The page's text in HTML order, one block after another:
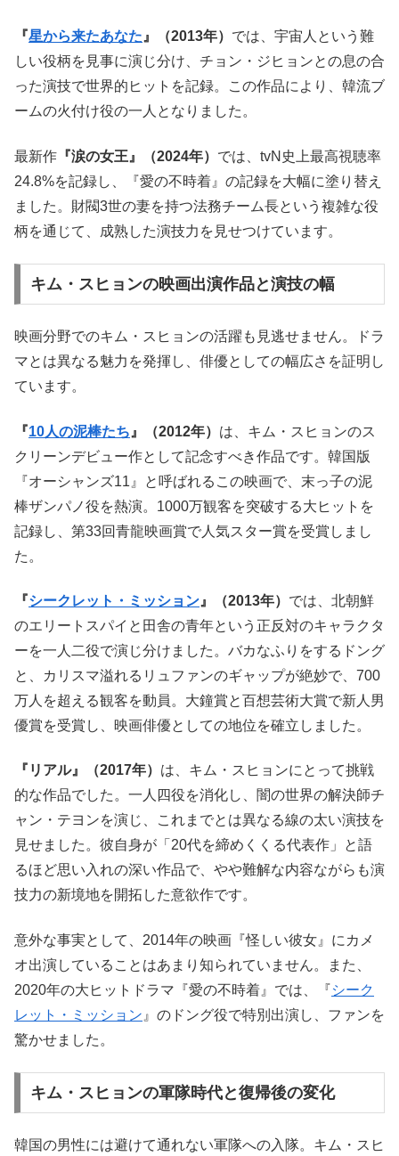
『星から来たあなた 』（2013年） では、宇宙人という難
しい役柄を見事に演じ分け、チョン・ジヒョンとの息の合
った演技で世界的ヒットを記録。この作品により、韓流ブ
ームの火付け役の一人となりました。
最新作 『涙の女王』（2024年） では、tvN史上最高視聴率
24.8%を記録し、『愛の不時着』の記録を大幅に塗り替え
ました。財閥3世の妻を持つ法務チーム長という複雑な役
柄を通じて、成熟した演技力を見せつけています。
キム・スヒョンの映画出演作品と演技の幅
映画分野でのキム・スヒョンの活躍も見逃せません。ドラ
マとは異なる魅力を発揮し、俳優としての幅広さを証明し
ています。
『10人の泥棒たち 』（2012年） は、キム・スヒョンのス
クリーンデビュー作として記念すべき作品です。韓国版
『オーシャンズ11』と呼ばれるこの映画で、末っ子の泥
棒ザンパノ役を熱演。1000万観客を突破する大ヒットを
記録し、第33回青龍映画賞で人気スター賞を受賞しまし
た。
『シークレット・ミッション 』（2013年） では、北朝鮮
のエリートスパイと田舎の青年という正反対のキャラクタ
ーを一人二役で演じ分けました。バカなふりをするドング
と、カリスマ溢れるリュファンのギャップが絶妙で、700
万人を超える観客を動員。大鐘賞と百想芸術大賞で新人男
優賞を受賞し、映画俳優としての地位を確立しました。
『リアル』（2017年） は、キム・スヒョンにとって挑戦
的な作品でした。一人四役を消化し、闇の世界の解決師チ
ャン・テヨンを演じ、これまでとは異なる線の太い演技を
見せました。彼自身が「20代を締めくくる代表作」と語
るほど思い入れの深い作品で、やや難解な内容ながらも演
技力の新境地を開拓した意欲作です。
意外な事実として、2014年の映画『怪しい彼女』にカメ
オ出演していることはあまり知られていません。また、
2020年の大ヒットドラマ『愛の不時着』では、『シーク
レット・ミッション 』のドング役で特別出演し、ファンを
驚かせました。
キム・スヒョンの軍隊時代と復帰後の変化
韓国の男性には避けて通れない軍隊への入隊。キム・スヒ